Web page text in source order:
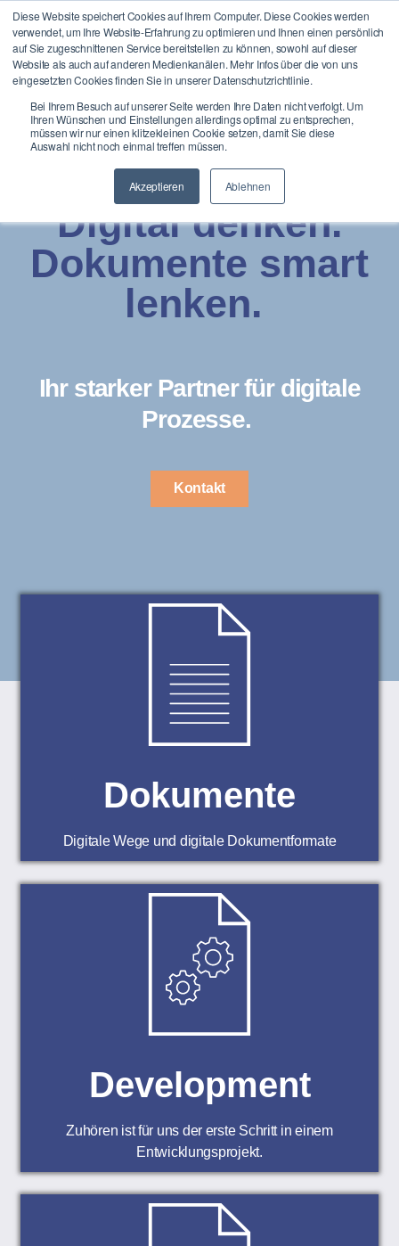
Diese Website speichert Cookies auf Ihrem Computer. Diese Cookies werden
verwendet, um Ihre Website-Erfahrung zu optimieren und Ihnen einen persönlich
auf Sie zugeschnittenen Service bereitstellen zu können, sowohl auf dieser
Website als auch auf anderen Medienkanälen. Mehr Infos über die von uns
eingesetzten Cookies finden Sie in unserer Datenschutzrichtlinie.
Bei Ihrem Besuch auf unserer Seite werden Ihre Daten nicht verfolgt. Um
Ihren Wünschen und Einstellungen allerdings optimal zu entsprechen,
müssen wir nur einen klitzekleinen Cookie setzen, damit Sie diese
Auswahl nicht noch einmal treffen müssen.
Akzeptieren Ablehnen
Digital denken.
Dokumente smart
lenken.
Ihr starker Partner für digitale
Prozesse.
Kontakt
Dokumente
Digitale Wege und digitale Dokumentformate
Development
Zuhören ist für uns der erste Schritt in einem
Entwicklungsprojekt.